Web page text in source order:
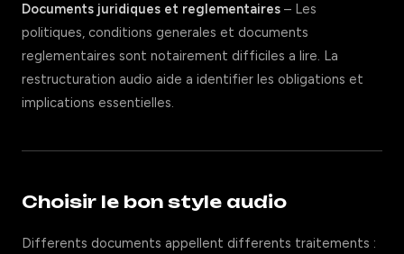
Documents juridiques et reglementaires – Les
politiques, conditions generales et documents
reglementaires sont notairement difficiles a lire. La
restructuration audio aide a identifier les obligations et
implications essentielles.
Choisir le bon style audio
Differents documents appellent differents traitements :